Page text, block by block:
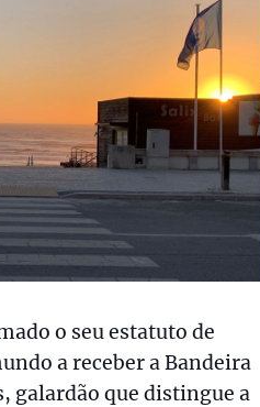
o seu estatuto de
a receber a Bandeira
galardão que distingue a